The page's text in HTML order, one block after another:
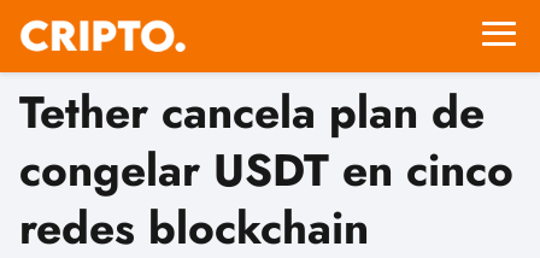
Tether cancela plan de
congelar USDT en cinco
redes blockchain